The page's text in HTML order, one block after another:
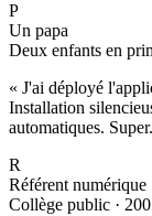
P
Un papa
Deux enfants en
« J'ai déployé
Installation
automatiques.
R
Référent numérique
Collège public ·